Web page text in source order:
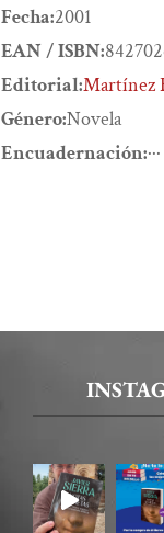
Fecha:2001
EAN / ISBN:
Editorial:Martínez
Género:Novela
Encuadernación:···